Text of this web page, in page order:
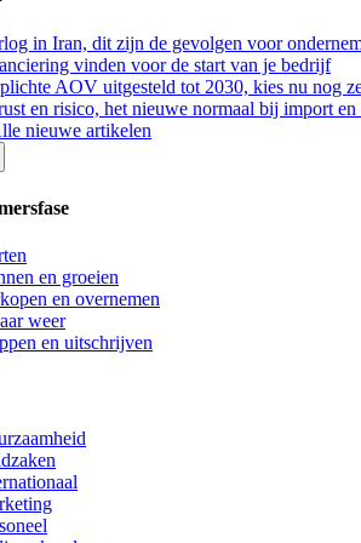
in Iran, dit zijn de gevolgen voor
vinden voor de start van je bedrijf
AOV uitgesteld tot 2030, kies nu nog
en risico, het nieuwe normaal bij import en
nieuwe artikelen
en groeien
en overnemen
weer
en uitschrijven